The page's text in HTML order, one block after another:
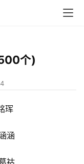
个)
珲
涵